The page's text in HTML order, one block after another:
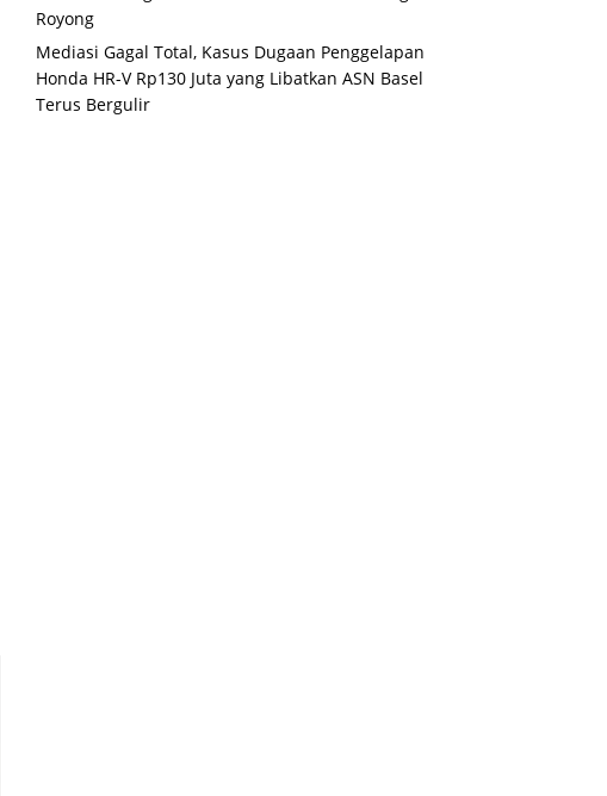
Royong
Mediasi Gagal Total, Kasus Dugaan Penggelapan
Honda HR-V Rp130 Juta yang Libatkan ASN Basel
Terus Bergulir